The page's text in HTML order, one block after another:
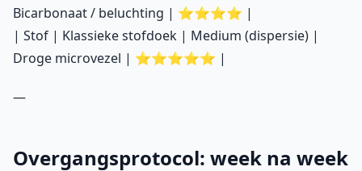
Bicarbonaat / beluchting | ⭐⭐⭐⭐ |
| Stof | Klassieke stofdoek | Medium (dispersie) |
Droge microvezel | ⭐⭐⭐⭐⭐ |
—
Overgangsprotocol: week na week